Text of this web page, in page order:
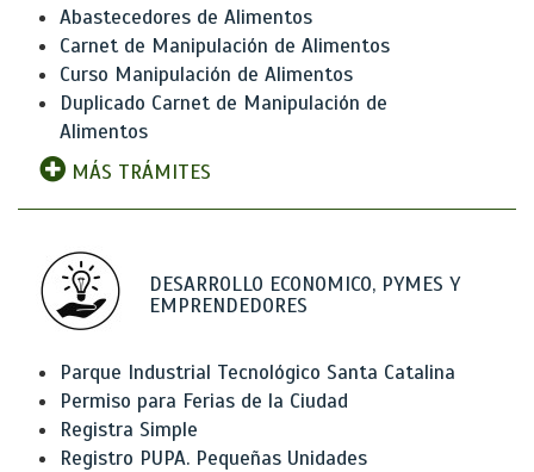
Abastecedores de Alimentos
Carnet de Manipulación de Alimentos
Curso Manipulación de Alimentos
Duplicado Carnet de Manipulación de
Alimentos
MÁS TRÁMITES
DESARROLLO ECONOMICO, PYMES Y
EMPRENDEDORES
Parque Industrial Tecnológico Santa Catalina
Permiso para Ferias de la Ciudad
Registra Simple
Registro PUPA. Pequeñas Unidades